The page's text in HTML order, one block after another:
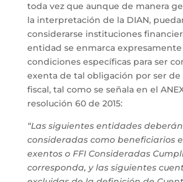
toda vez que aunque de manera
la interpretación de la DIAN,
considerarse instituciones
entidad se enmarca
condiciones específicas para ser
exenta de tal obligación por ser de
fiscal, tal como se señala en el
resolución 60 de 2015:
“Las siguientes entidades
consideradas como beneficiarios
exentos o FFI Consideradas
corresponda, y las siguientes